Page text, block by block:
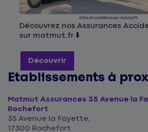
Découvrez nos Assurances
sur matmut.fr ⬇️
Découvrir
Établissements à
Matmut Assurances 35 Avenue la
Rochefort
35 Avenue la Fayette,
17300 Rochefort